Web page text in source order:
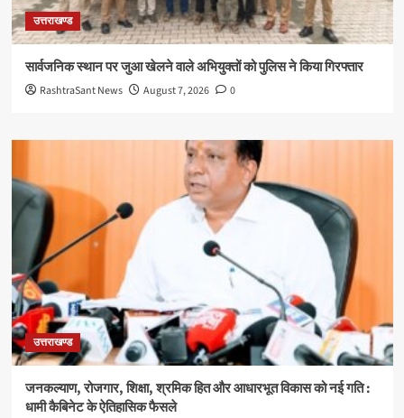
उत्तराखण्ड
सार्वजनिक स्थान पर जुआ खेलने वाले अभियुक्तों को पुलिस ने किया गिरफ्तार
RashtraSant News August 7, 2026 0
उत्तराखण्ड
जनकल्याण, रोजगार, शिक्षा, श्रमिक हित और आधारभूत विकास को नई गति :
धामी कैबिनेट के ऐतिहासिक फैसले